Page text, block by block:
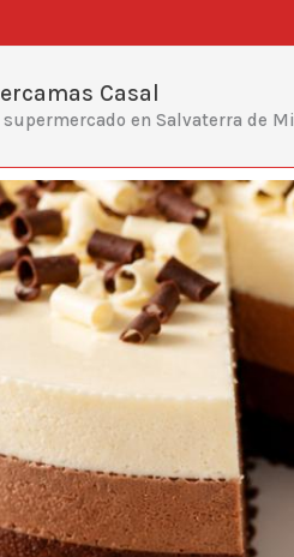
Casal
supermercado en Salvaterra de